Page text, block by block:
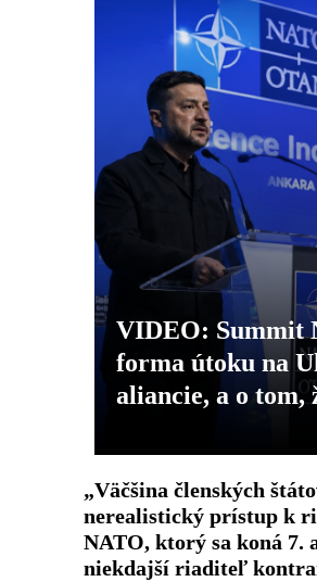
VIDEO: Summit
forma útoku na
aliancie, a o tom,
„Väčšina členských
nerealistický prístup k
NATO, ktorý sa koná 7.
niekdajší riaditeľ